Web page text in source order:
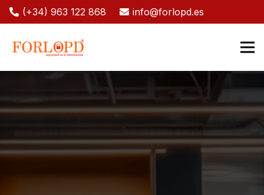
(+34) 963 122 868 info@forlopd.es